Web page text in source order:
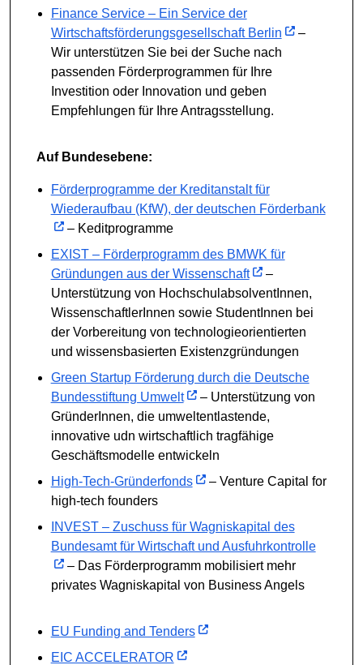
Finance Service – Ein Service der
Wirtschaftsförderungsgesellschaft Berlin
–
Wir unterstützen Sie bei der Suche nach
passenden Förderprogrammen für Ihre
Investition oder Innovation und geben
Empfehlungen für Ihre Antragsstellung.
Auf Bundesebene:
Förderprogramme der Kreditanstalt für
Wiederaufbau (KfW), der deutschen Förderbank
– Keditprogramme
EXIST – Förderprogramm des BMWK für
Gründungen aus der Wissenschaft
–
Unterstützung von HochschulabsolventInnen,
WissenschaftlerInnen sowie StudentInnen bei
der Vorbereitung von technologieorientierten
und wissensbasierten Existenzgründungen
Green Startup Förderung durch die Deutsche
Bundesstiftung Umwelt
– Unterstützung von
GründerInnen, die umweltentlastende,
innovative udn wirtschaftlich tragfähige
Geschäftsmodelle entwickeln
High-Tech-Gründerfonds
– Venture Capital for
high-tech founders
INVEST – Zuschuss für Wagniskapital des
Bundesamt für Wirtschaft und Ausfuhrkontrolle
– Das Förderprogramm mobilisiert mehr
privates Wagniskapital von Business Angels
EU Funding and Tenders
EIC ACCELERATOR